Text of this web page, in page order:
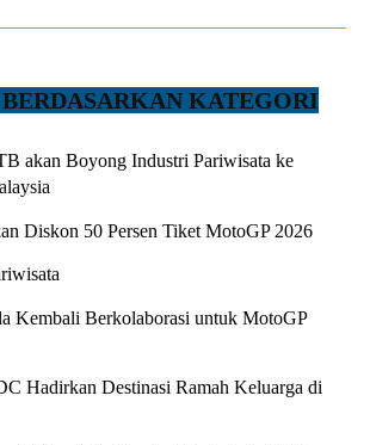
KATEGORI
akan Boyong Industri Pariwisata ke
Diskon 50 Persen Tiket MotoGP 2026
Kembali Berkolaborasi untuk MotoGP
Hadirkan Destinasi Ramah Keluarga di